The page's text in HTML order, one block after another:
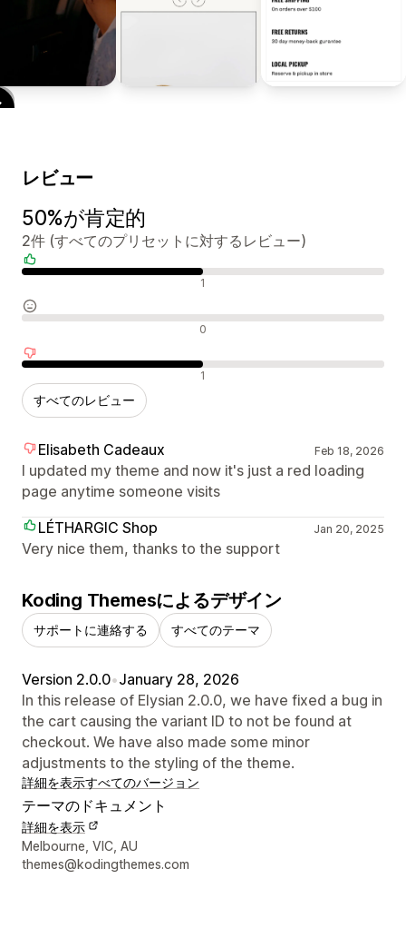
レビュー
50%が肯定的
2件 (すべてのプリセットに対するレビュー)
1
0
1
すべてのレビュー
Elisabeth Cadeaux Feb 18, 2026
I updated my theme and now it's just a red loading
page anytime someone visits
LÉTHARGIC Shop
Jan 20, 2025
Very nice them, thanks to the support
Koding Themesによるデザイン
サポートに連絡する すべてのテーマ
Version 2.0.0•January 28, 2026
In this release of Elysian 2.0.0, we have fixed a bug in
the cart causing the variant ID to not be found at
checkout. We have also made some minor
adjustments to the styling of the theme.
詳細を表示すべてのバージョン
テーマのドキュメント
詳細を表示
デザイナーの連絡先情報
Melbourne, VIC, AU
themes@kodingthemes.com